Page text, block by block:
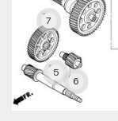
Không
5
6
7